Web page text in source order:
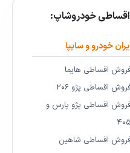
خودروشاپ:
خودرو و سایپا
اقساطی هایما
اقساطی پژو ۲۰۶
اقساطی پژو پارس و
۴۰۵
اقساطی شاهین